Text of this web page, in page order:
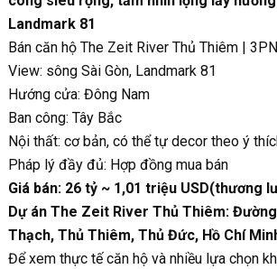
Landmark 81
Bán căn hộ The Zeit River Thủ Thiêm |
View: sông Sài Gòn, Landmark 81
Hướng cửa: Đông Nam
Ban công: Tây Bắc
Nội thất: cơ bản, có thể tự decor theo ý
Pháp lý đầy đủ: Hợp đồng mua bán
Giá bán: 26 tỷ ~ 1,01 triệu USD(thương
Dự án The Zeit River Thủ Thiêm:
Thạch, Thủ Thiêm, Thủ Đức, Hồ Chí
Để xem thực tế căn hộ và nhiều lựa chọn